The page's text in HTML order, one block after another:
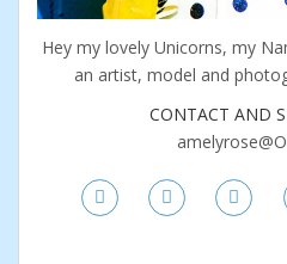
Hey my lovely Unicorns, my
an artist, model and
CONTACT AND